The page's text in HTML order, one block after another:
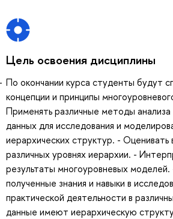
Цель освоения дисциплины
По окончании курса студенты будут
концепции и принципы
Применять различные методы
данных для исследования и
иерархических структур. - Оценивать
различных уровнях иерархии. -
результаты многоуровневых
полученные знания и навыки в
практической деятельности в
данные имеют иерархическую